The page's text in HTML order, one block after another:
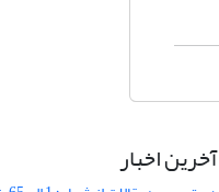
آخرین اخبار